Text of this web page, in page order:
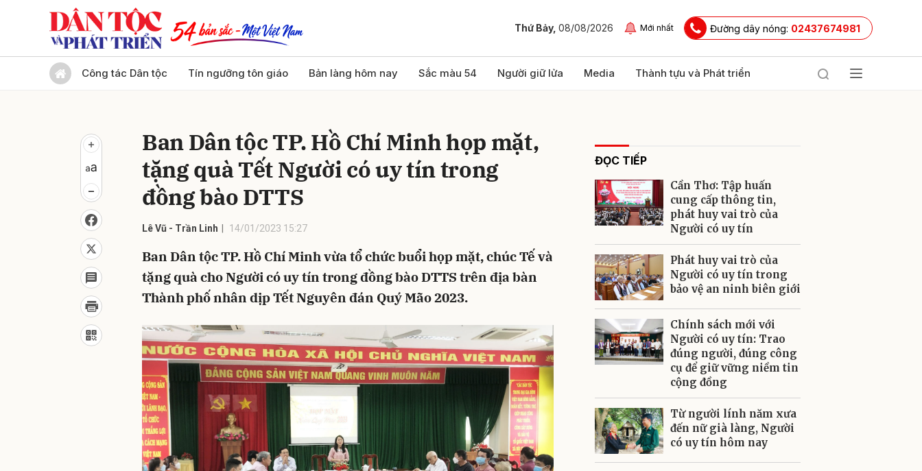
Thứ Bảy, 08/08/2026 Mới nhất Đường dây nóng: 02437674981
Công tác Dân tộc Tín ngưỡng tôn giáo Bản làng hôm nay Sắc màu 54 Người giữ lửa Media Thành tựu và Phát triển
Ban Dân tộc TP. Hồ Chí Minh họp mặt,
tặng quà Tết Người có uy tín trong
đồng bào DTTS
Lê Vũ - Trần Linh 14/01/2023 15:27
Ban Dân tộc TP. Hồ Chí Minh vừa tổ chức buổi họp mặt, chúc Tế và
tặng quà cho Người có uy tín trong đồng bào DTTS trên địa bàn
Thành phố nhân dịp Tết Nguyên đán Quý Mão 2023.
ĐỌC TIẾP
Cần Thơ: Tập huấn
cung cấp thông tin,
phát huy vai trò của
Người có uy tín
Phát huy vai trò của
Người có uy tín trong
bảo vệ an ninh biên giới
Chính sách mới với
Người có uy tín: Trao
đúng người, đúng công
cụ để giữ vững niềm tin
cộng đồng
Từ người lính năm xưa
đến nữ già làng, Người
có uy tín hôm nay
Gửi bình luận
Gửi